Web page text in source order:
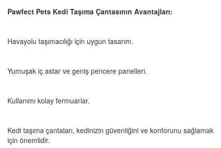
Pawfect Pets Kedi Taşıma Çantasının Avantajları:
Havayolu taşımacılığı için uygun tasarım.
Yumuşak iç astar ve geniş pencere panelleri.
Kullanımı kolay fermuarlar.
Kedi taşıma çantaları, kedinizin güvenliğini ve konforunu sağlamak
için önemlidir.